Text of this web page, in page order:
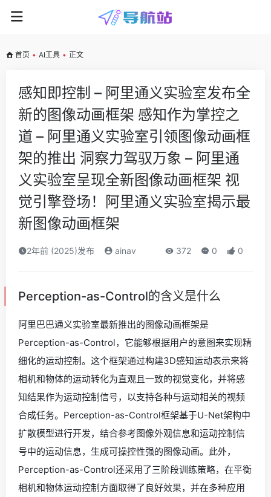
首页 • AI工具 • 正文
感知即控制 – 阿里通义实验室发布全
新的图像动画框架 感知作为掌控之
道 – 阿里通义实验室引领图像动画框
架的推出 洞察力驾驭万象 – 阿里通
义实验室呈现全新图像动画框架 视
觉引擎登场！阿里通义实验室揭示最
新图像动画框架
2年前 (2025)发布 ainav 372 0 0
Perception-as-Control的含义是什么
阿里巴巴通义实验室最新推出的图像动画框架是
Perception-as-Control，它能够根据用户的意图来实现精
细化的运动控制。这个框架通过构建3D感知运动表示来将
相机和物体的运动转化为直观且一致的视觉变化，并将感
知结果作为运动控制信号，以支持各种与运动相关的视频
合成任务。Perception-as-Control框架基于U-Net架构中
扩散模型进行开发，结合参考图像外观信息和运动控制信
号中的运动信息，生成可操控性强的图像动画。此外，
Perception-as-Control还采用了三阶段训练策略，在平衡
相机和物体运动控制方面取得了良好效果，并在多种应用